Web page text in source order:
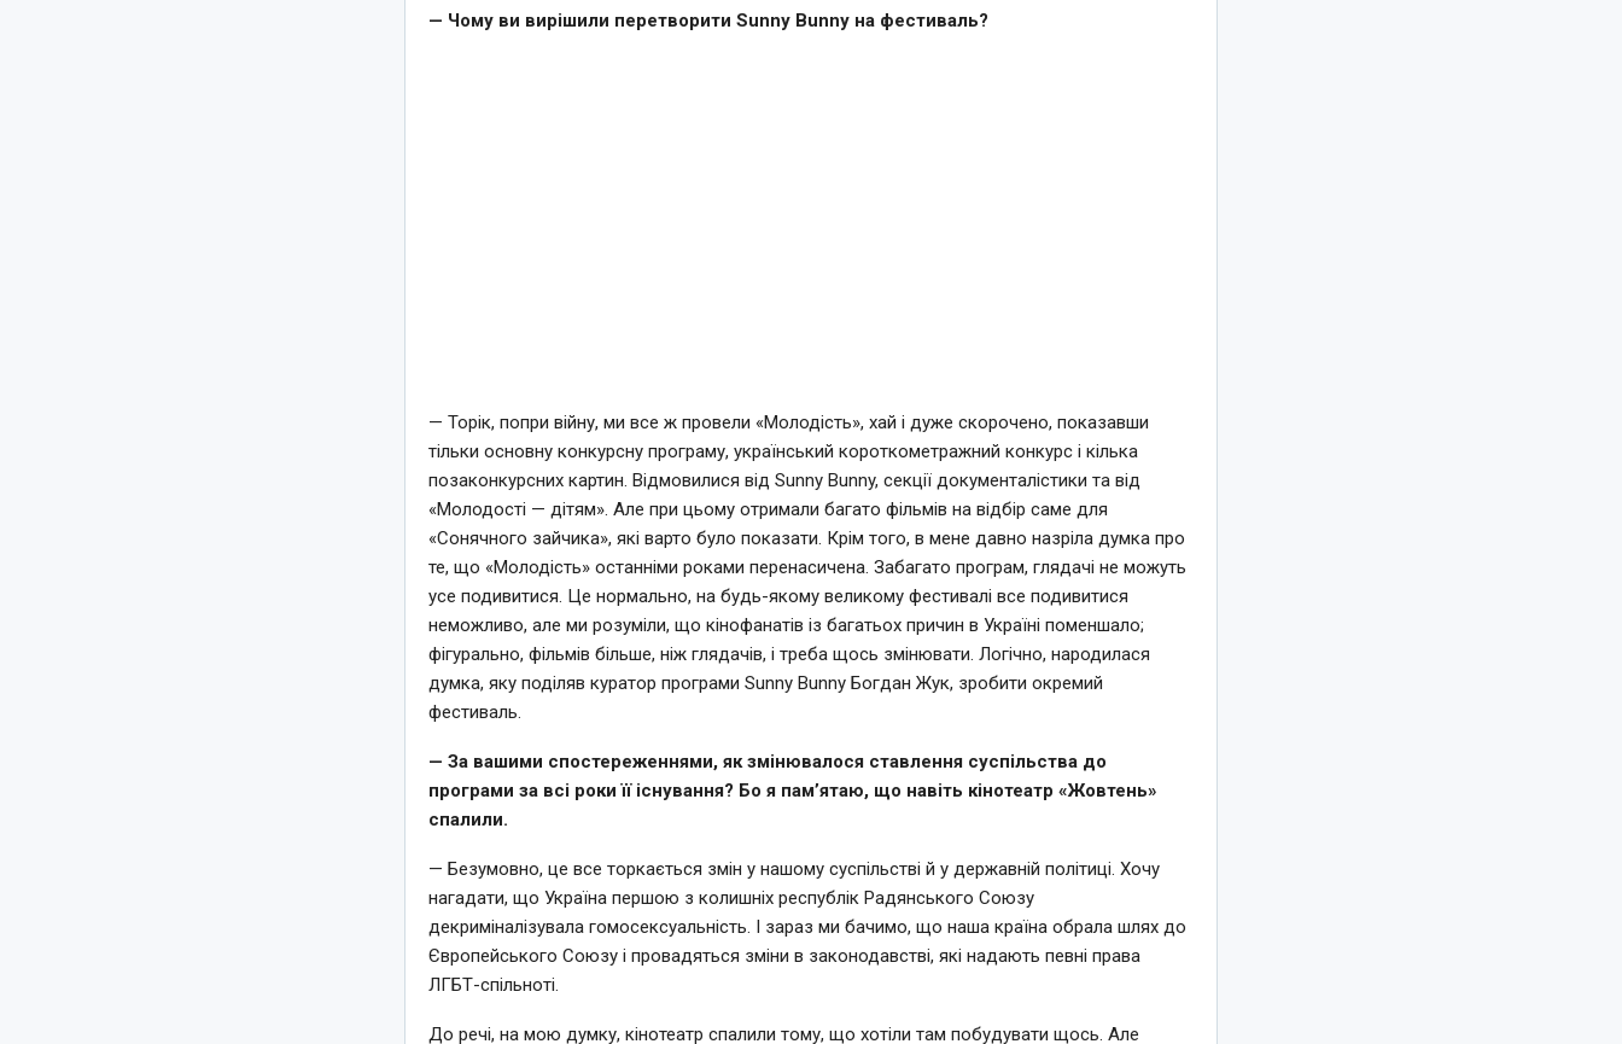
— Чому ви вирішили перетворити Sunny Bunny на фестиваль?
— Торік, попри війну, ми все ж провели «Молодість», хай і дуже скорочено, показавши
тільки основну конкурсну програму, український короткометражний конкурс і кілька
позаконкурсних картин. Відмовилися від Sunny Bunny, секції документалістики та від
«Молодості — дітям». Але при цьому отримали багато фільмів на відбір саме для
«Сонячного зайчика», які варто було показати. Крім того, в мене давно назріла думка про
те, що «Молодість» останніми роками перенасичена. Забагато програм, глядачі не можуть
усе подивитися. Це нормально, на будь-якому великому фестивалі все подивитися
неможливо, але ми розуміли, що кінофанатів із багатьох причин в Україні поменшало;
фігурально, фільмів більше, ніж глядачів, і треба щось змінювати. Логічно, народилася
думка, яку поділяв куратор програми Sunny Bunny Богдан Жук, зробити окремий
фестиваль.
— За вашими спостереженнями, як змінювалося ставлення суспільства до
програми за всі роки її існування? Бо я пам’ятаю, що навіть кінотеатр «Жовтень»
спалили.
— Безумовно, це все торкається змін у нашому суспільстві й у державній політиці. Хочу
нагадати, що Україна першою з колишніх республік Радянського Союзу
декриміналізувала гомосексуальність. І зараз ми бачимо, що наша країна обрала шлях до
Європейського Союзу і провадяться зміни в законодавстві, які надають певні права
ЛГБТ-спільноті.
До речі, на мою думку, кінотеатр спалили тому, що хотіли там побудувати щось. Але